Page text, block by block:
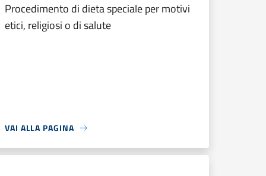
Procedimento di dieta speciale per motivi
etici, religiosi o di salute
VAI ALLA PAGINA